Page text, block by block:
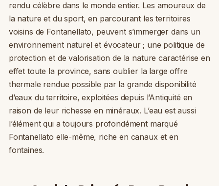
rendu célèbre dans le monde entier. Les amoureux de
la nature et du sport, en parcourant les territoires
voisins de Fontanellato, peuvent s’immerger dans un
environnement naturel et évocateur ; une politique de
protection et de valorisation de la nature caractérise en
effet toute la province, sans oublier la large offre
thermale rendue possible par la grande disponibilité
d’eaux du territoire, exploitées depuis l’Antiquité en
raison de leur richesse en minéraux. L’eau est aussi
l’élément qui a toujours profondément marqué
Fontanellato elle-même, riche en canaux et en
fontaines.